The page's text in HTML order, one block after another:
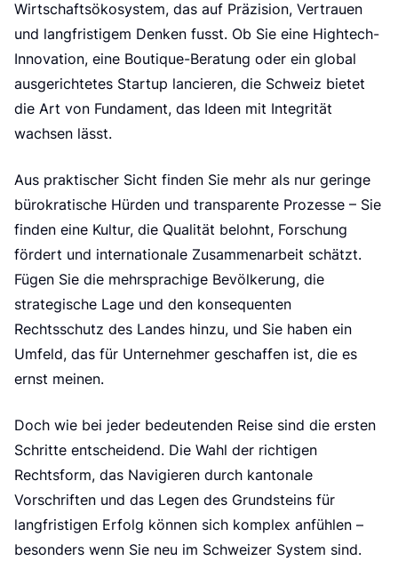
Wirtschaftsökosystem, das auf Präzision, Vertrauen
und langfristigem Denken fusst. Ob Sie eine Hightech-
Innovation, eine Boutique-Beratung oder ein global
ausgerichtetes Startup lancieren, die Schweiz bietet
die Art von Fundament, das Ideen mit Integrität
wachsen lässt.
Aus praktischer Sicht finden Sie mehr als nur geringe
bürokratische Hürden und transparente Prozesse – Sie
finden eine Kultur, die Qualität belohnt, Forschung
fördert und internationale Zusammenarbeit schätzt.
Fügen Sie die mehrsprachige Bevölkerung, die
strategische Lage und den konsequenten
Rechtsschutz des Landes hinzu, und Sie haben ein
Umfeld, das für Unternehmer geschaffen ist, die es
ernst meinen.
Doch wie bei jeder bedeutenden Reise sind die ersten
Schritte entscheidend. Die Wahl der richtigen
Rechtsform, das Navigieren durch kantonale
Vorschriften und das Legen des Grundsteins für
langfristigen Erfolg können sich komplex anfühlen –
besonders wenn Sie neu im Schweizer System sind.